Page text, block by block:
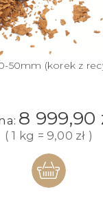
50mm (korek z
8 999,90
( 1 kg = 9,00 zł )